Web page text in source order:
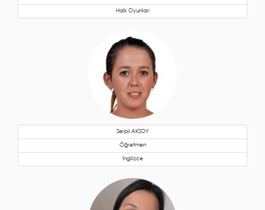
Halk Oyunları
Serpil AKSOY
Öğretmen
İngilizce